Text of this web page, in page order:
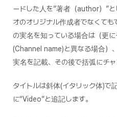
ードした人を”著者（author）”
オのオリジナル作成者でなくても
の実名を知っている場合は（更
(Channel name)と異なる場合）
実名を記載、その後で括弧にチャ
タイトルは斜体(イタリック体)で
に“Video”と追記します。